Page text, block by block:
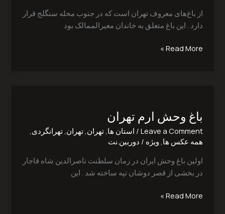
از باغ‌های معروف تهران است که در جنوب محله سنگلج قرار
دارد . این باغ متعلق به خاندان معیرالممالک بود
Read More »
باغ وحش ارم تهران‎
Leave a Comment
/ استان ها,تهران,تهران,تهرانگردی,
همه عکس ها, ویژه / دوربین.نت
اولین باغ وحش ایران در زمان سلطنت ناصرالدین شاه قاجار
در بخشی از قصر دوشان تپه ساخته شد . این
ارم
تهران‎
Read More »